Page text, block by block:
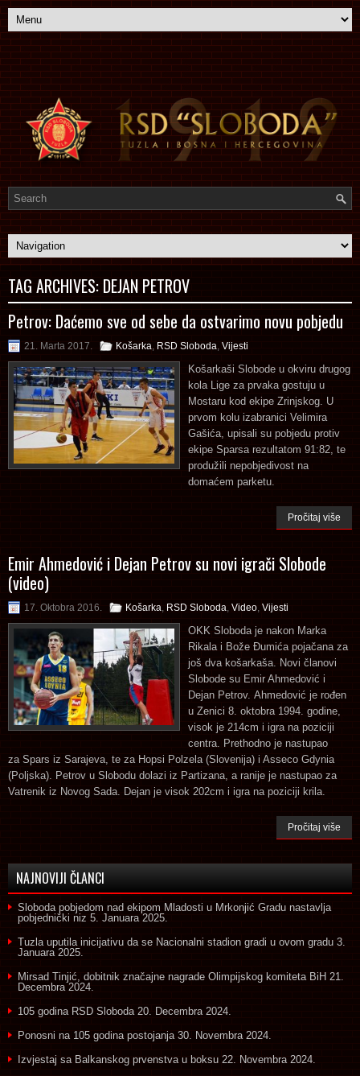
TAG ARCHIVES: DEJAN PETROV
Petrov: Daćemo sve od sebe da ostvarimo novu pobjedu
21. Marta 2017. Košarka RSD Sloboda Vijesti
Košarkaši Slobode u okviru drugog
kola Lige za prvaka gostuju u
Mostaru kod ekipe Zrinjskog. U
prvom kolu izabranici Velimira
Gašića, upisali su pobjedu protiv
ekipe Sparsa rezultatom 91:82, te
produžili nepobjedivost na
domaćem parketu.
Pročitaj više
Emir Ahmedović i Dejan Petrov su novi igrači Slobode
(video)
17. Oktobra 2016. Košarka RSD Sloboda Video Vijesti
OKK Sloboda je nakon Marka
Rikala i Bože Đumića pojačana za
još dva košarkaša. Novi članovi
Slobode su Emir Ahmedović i
Dejan Petrov. Ahmedović je rođen
u Zenici 8. oktobra 1994. godine,
visok je 214cm i igra na poziciji
centra. Prethodno je nastupao
za Spars iz Sarajeva, te za Hopsi Polzela (Slovenija) i Asseco Gdynia
(Poljska). Petrov u Slobodu dolazi iz Partizana, a ranije je nastupao za
Vatrenik iz Novog Sada. Dejan je visok 202cm i igra na poziciji krila.
Pročitaj više
NAJNOVIJI ČLANCI
Sloboda pobjedom nad ekipom Mladosti u Mrkonjić Gradu nastavlja
pobjednički niz 5. Januara 2025.
Tuzla uputila inicijativu da se Nacionalni stadion gradi u ovom gradu 3.
Januara 2025.
Mirsad Tinjić, dobitnik značajne nagrade Olimpijskog komiteta BiH 21.
Decembra 2024.
105 godina RSD Sloboda 20. Decembra 2024.
Ponosni na 105 godina postojanja 30. Novembra 2024.
Izvjestaj sa Balkanskog prvenstva u boksu 22. Novembra 2024.